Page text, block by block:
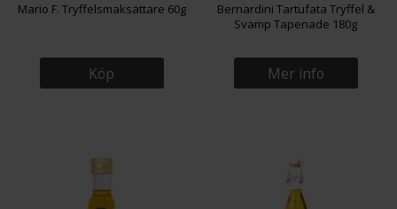
Mario F. Tryffelsmaksättare 60g
Köp
Bernardini Tartufata Tryffel &
Svamp Tapenade 180g
Mer info